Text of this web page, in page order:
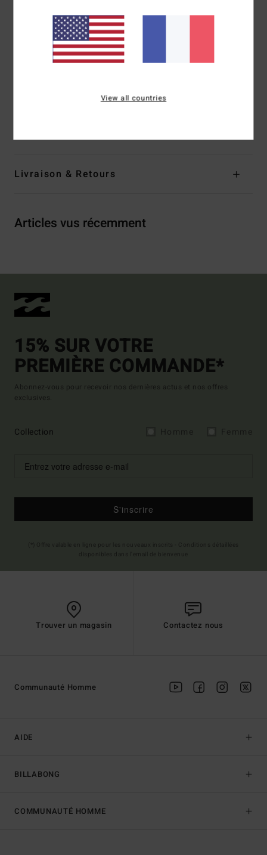
Encolure : col rond
Manches : manches courtes
Logotage : Imprimé sérigraphié doux
Label thermocollé sur la nuque
Livraison & Retours
Articles vus récemment
15% SUR VOTRE
PREMIÈRE COMMANDE*
Abonnez-vous pour recevoir nos dernières actus et nos offres
exclusives.
Collection
S'inscrire
Trouver un magasin Contactez nous
AIDE
BILLABONG
Communauté Homme
COMMUNAUTÉ HOMME
View all countries